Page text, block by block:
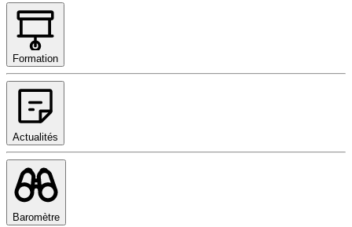
Formation
Actualités
Baromètre